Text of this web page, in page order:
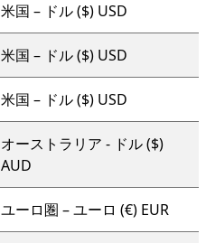
米国 – ドル ($) USD
米国 – ドル ($) USD
米国 – ドル ($) USD
オーストラリア - ドル ($)
AUD
ユーロ圏 – ユーロ (€) EUR